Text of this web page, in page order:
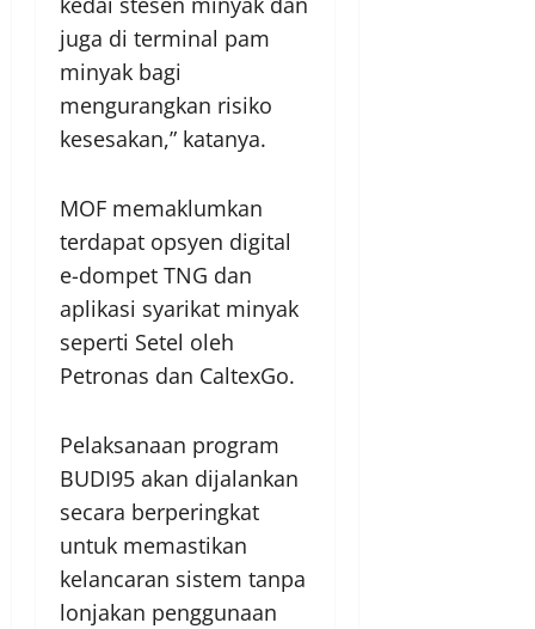
juga di terminal pam
minyak bagi
mengurangkan risiko
kesesakan,” katanya.
MOF memaklumkan
terdapat opsyen digital
e-dompet TNG dan
aplikasi syarikat minyak
seperti Setel oleh
Petronas dan CaltexGo.
Pelaksanaan program
BUDI95 akan dijalankan
secara berperingkat
untuk memastikan
kelancaran sistem tanpa
lonjakan penggunaan